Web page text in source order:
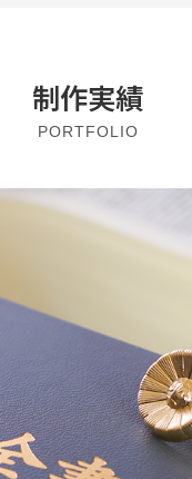
制作実績
PORTFOLIO